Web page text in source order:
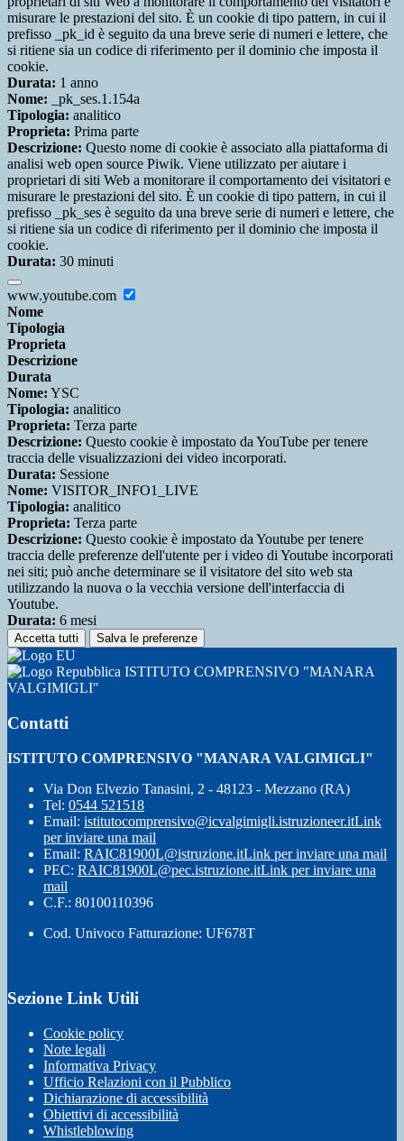
misurare le prestazioni del sito. È un cookie di tipo pattern, in cui il
prefisso _pk_id è seguito da una breve serie di numeri e lettere, che
si ritiene sia un codice di riferimento per il dominio che imposta il
cookie.
Durata: 1 anno
Nome: _pk_ses.1.154a
Tipologia: analitico
Proprieta: Prima parte
Descrizione: Questo nome di cookie è associato alla piattaforma di
analisi web open source Piwik. Viene utilizzato per aiutare i
proprietari di siti Web a monitorare il comportamento dei visitatori e
misurare le prestazioni del sito. È un cookie di tipo pattern, in cui il
prefisso _pk_ses è seguito da una breve serie di numeri e lettere, che
si ritiene sia un codice di riferimento per il dominio che imposta il
cookie.
Durata: 30 minuti
www.youtube.com
Nome
Tipologia
Proprieta
Descrizione
Durata
Nome: YSC
Tipologia: analitico
Proprieta: Terza parte
Descrizione: Questo cookie è impostato da YouTube per tenere
traccia delle visualizzazioni dei video incorporati.
Durata: Sessione
Nome: VISITOR_INFO1_LIVE
Tipologia: analitico
Proprieta: Terza parte
Descrizione: Questo cookie è impostato da Youtube per tenere
traccia delle preferenze dell'utente per i video di Youtube incorporati
nei siti; può anche determinare se il visitatore del sito web sta
utilizzando la nuova o la vecchia versione dell'interfaccia di
Youtube.
Durata: 6 mesi
Accetta tutti Salva le preferenze
ISTITUTO COMPRENSIVO "MANARA
VALGIMIGLI"
Contatti
ISTITUTO COMPRENSIVO "MANARA VALGIMIGLI"
Via Don Elvezio Tanasini, 2 - 48123 - Mezzano (RA)
Tel: 0544 521518
Email: istitutocomprensivo@icvalgimigli.istruzioneer.itLink
per inviare una mail
Email: RAIC81900L@istruzione.itLink per inviare una mail
PEC: RAIC81900L@pec.istruzione.itLink per inviare una
mail
C.F.: 80100110396
Cod. Univoco Fatturazione: UF678T
Sezione Link Utili
Cookie policy
Note legali
Informativa Privacy
Ufficio Relazioni con il Pubblico
Dichiarazione di accessibilità
Obiettivi di accessibilità
Whistleblowing